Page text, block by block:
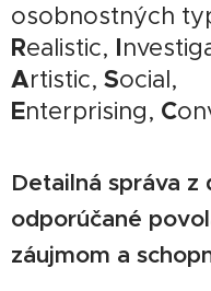
osobnostných
Realistic, I
Artistic, Social,
Enterprising, C
Detailná správa
odporúčané
záujmom a